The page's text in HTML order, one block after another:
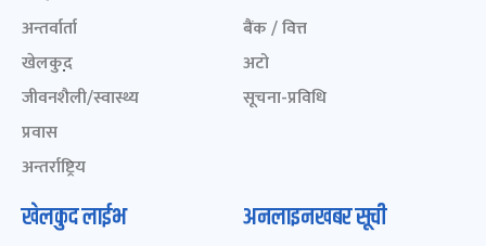
अन्तर्वार्ता
खेलकुद़़
जीवनशैली/स्वास्थ्य
प्रवास
अन्तर्राष्ट्रिय
बैंक / वित्त
अटो
सूचना-प्रविधि
खेलकुद लाईभ अनलाइनखबर सूची